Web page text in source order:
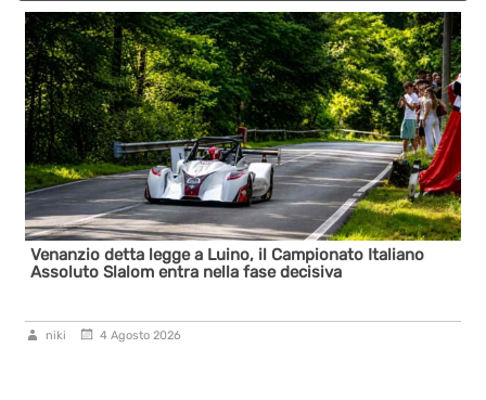
Venanzio detta legge a Luino, il Campionato Italiano
Assoluto Slalom entra nella fase decisiva
niki 4 Agosto 2026